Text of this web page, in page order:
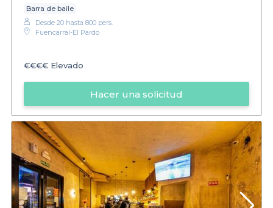
Barra de baile
Desde 20 hasta 800 pers.
Fuencarral-El Pardo
€€€€ Elevado
Hacer una solicitud